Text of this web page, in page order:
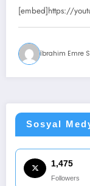
[embed]https://
İbrahim Emre
Sosyal
1,475
Followers